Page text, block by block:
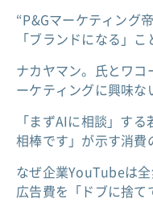
“P&Gマーケティング
「ブランドになる」こ
ナカヤマン。氏とワ
ーケティングに興味な
「まずAIに相談」す
相棒です」が示す消費
なぜ企業YouTubeは
広告費を「ドブに捨て